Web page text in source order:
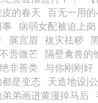
的春天 百无一用
病弱女配被迫上岗
展宫眉 袚灾祛秽
不啻微芒 隔壁禽兽的
绝非善类 与你刚刚好
是变态 天造地设|
弟画进黄漫掉马后